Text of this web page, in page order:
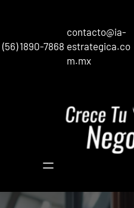
(56) 1890-7868
contacto@ia-
estrategica.co
m.mx